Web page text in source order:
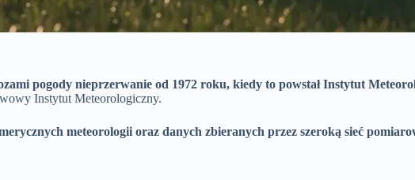
pogody nieprzerwanie od 1972 roku, kiedy to powstał Instytut
Instytut Meteorologiczny.
meteorologii oraz danych zbieranych przez szeroką sieć